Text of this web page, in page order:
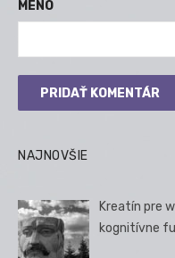
MENO
NAJNOVŠIE
Kreatín pre
kognitívne